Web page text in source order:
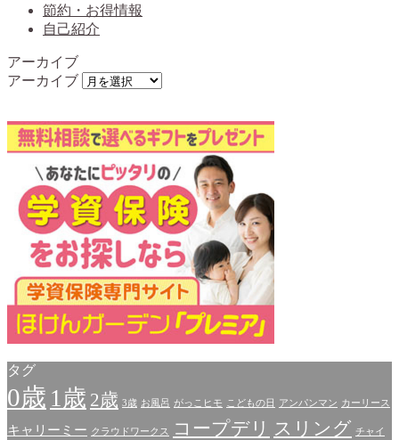
節約・お得情報
自己紹介
アーカイブ
アーカイブ
タグ
0歳 1歳 2歳 3歳 お風呂 がっこヒモ こどもの日 アンパンマン カーリース
キャリーミー クラウドワークス コープデリ スリング チャイ